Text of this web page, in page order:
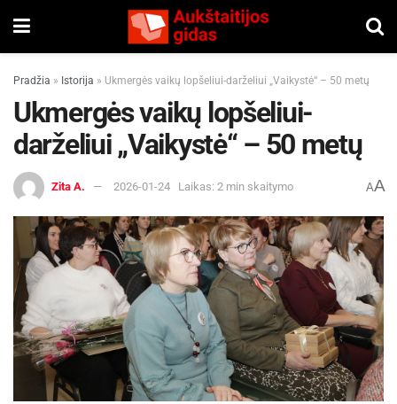
Pradžia » Istorija » Ukmergės vaikų lopšeliui-darželiui „Vaikystė“ – 50 metų
Ukmergės vaikų lopšeliui-
darželiui „Vaikystė“ – 50 metų
Zita A. 2026-01-24 Laikas: 2 min skaitymo AA